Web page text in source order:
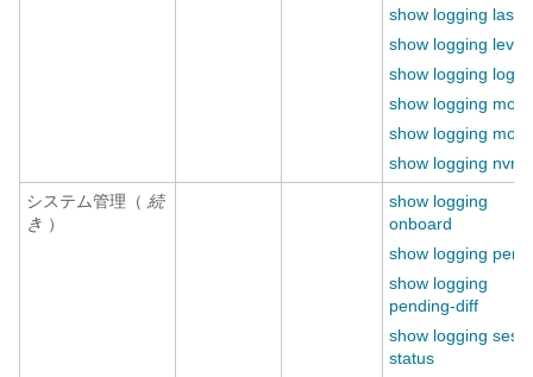
show logging last
show logging level
show logging
show logging
show logging
show logging
システム管理（ 続
き ）
show logging
onboard
show logging
show logging
pending-diff
show logging
status